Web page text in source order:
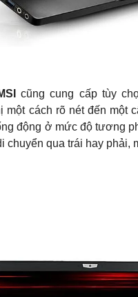
góp lãi suất 0%với thẻ tín dụng (Trả
lãi suất 1% HDsaison - chỉ cần
BLX hoặc hộ khẩu gốc )
cũng cung cấp tùy
một cách rõ nét đến một
động ở mức độ tương
chuyển qua trái hay